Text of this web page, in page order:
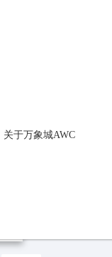
关于万象城AWC